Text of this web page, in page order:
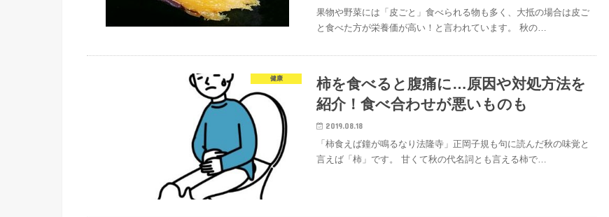
果物や野菜には「皮ごと」食べられる物も多く、大抵の場合は皮ご
と食べた方が栄養価が高い！と言われています。 秋の…
健康
柿を食べると腹痛に…原因や対処方法を
紹介！食べ合わせが悪いものも
2019.08.18
「柿食えば鐘が鳴るなり法隆寺」正岡子規も句に読んだ秋の味覚と
言えば「柿」です。 甘くて秋の代名詞とも言える柿で…